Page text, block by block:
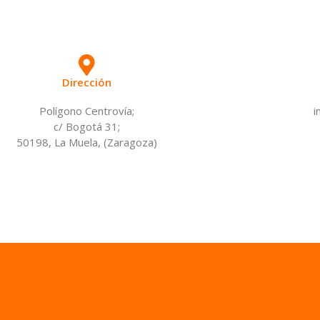
Dirección
Polígono Centrovía;
c/ Bogotá 31;
50198, La Muela, (Zaragoza)